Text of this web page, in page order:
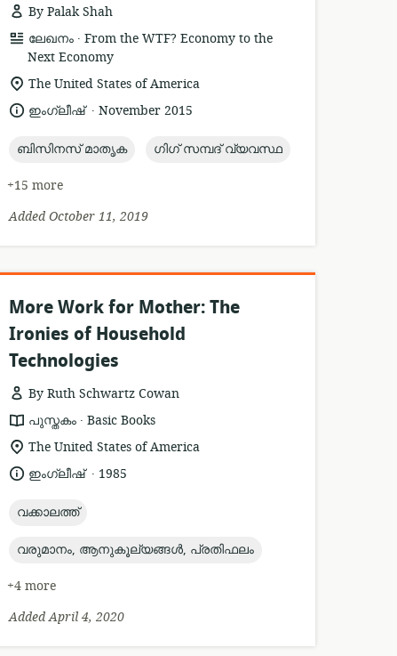
By Palak Shah
resource
format:
ലേഖനം .
publisher:
From the WTF? Economy to the
Next Economy
location
relevance:
The United States of America
language:
ഇംഗ്ലീഷ് .
dateNovember 2015
topic:
ബിസിനസ് മാതൃക topic:
ഗിഗ് സമ്പദ് വ്യവസ്ഥ
+15 more
Added October 11, 2019
More Work for Mother: The
Ironies of Household
Technologies
By Ruth Schwartz Cowan
resource
format:
പുസ്തകം .
publisher:
Basic Books
location
relevance:
The United States of America
language:
ഇംഗ്ലീഷ് .
date1985
topic:
വക്കാലത്ത്‌
topic:
വരുമാനം, ആനുകൂല്യങ്ങൾ, പ്രതിഫലം
+4 more
Added April 4, 2020